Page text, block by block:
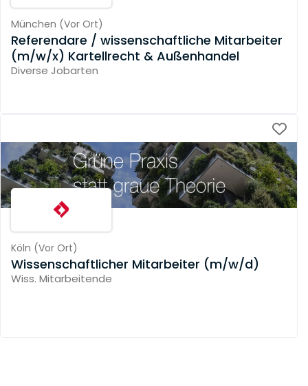
München (Vor Ort)
Referendare / wissenschaftliche Mitarbeiter
(m/w/x) Kartellrecht & Außenhandel
Diverse Jobarten
Köln (Vor Ort)
Wissenschaftlicher Mitarbeiter (m/w/d)
Wiss. Mitarbeitende